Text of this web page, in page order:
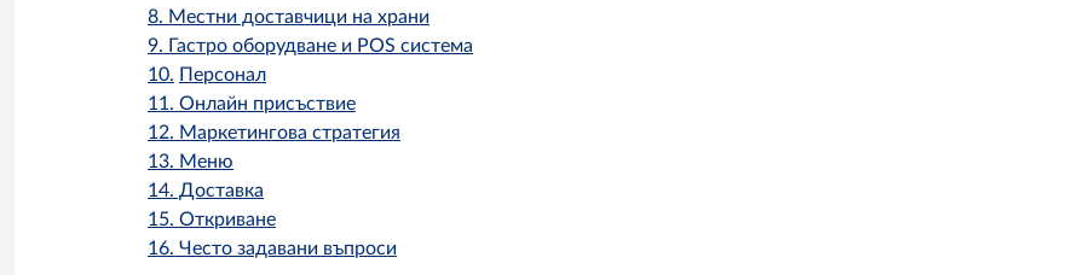
8. Местни доставчици на храни
9. Гастро оборудване и POS система
10. Персонал
11. Онлайн присъствие
12. Маркетингова стратегия
13. Меню
14. Доставка
15. Откриване
16. Често задавани въпроси